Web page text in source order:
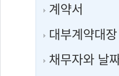
계약서
대부계약대장
채무자와 날